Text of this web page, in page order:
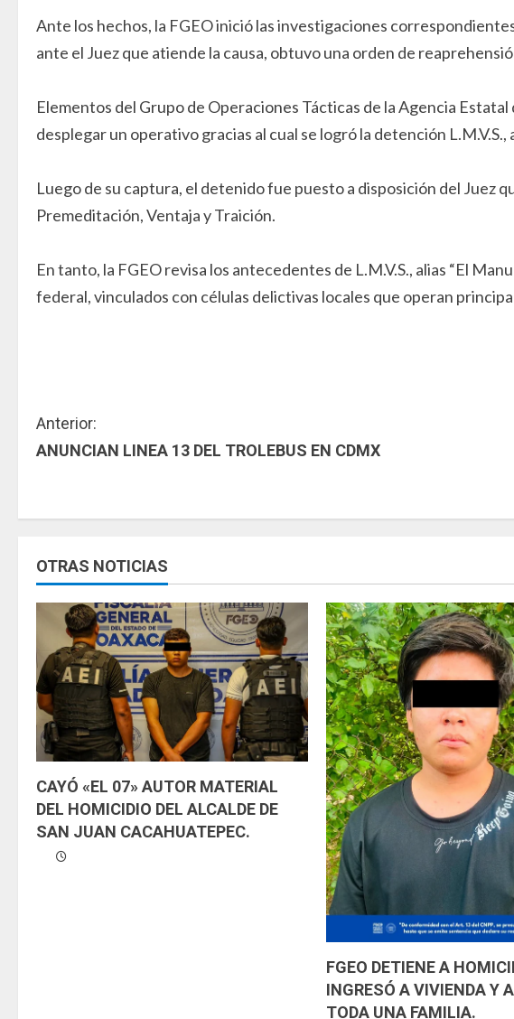
Ante los hechos, la FGEO inició las investigaciones
ante el Juez que atiende la causa, obtuvo una orden de
Elementos del Grupo de Operaciones Tácticas de la Agencia
desplegar un operativo gracias al cual se logró la detención
Luego de su captura, el detenido fue puesto a disposición del Juez
Premeditación, Ventaja y Traición.
En tanto, la FGEO revisa los antecedentes de L.M.V.S., alias “El
federal, vinculados con células delictivas locales que operan
S
i
e
l
e
y
e
n
d
o
Anterior:
ANUNCIAN LINEA 13 DEL TROLEBUS EN CDMX
OTRAS NOTICIAS
CAYÓ «EL 07» AUTOR MATERIAL
DEL HOMICIDIO DEL ALCALDE DE
SAN JUAN CACAHUATEPEC.
FGEO DETIENE A
INGRESÓ A VIVIENDA Y
TODA UNA FAMILIA.